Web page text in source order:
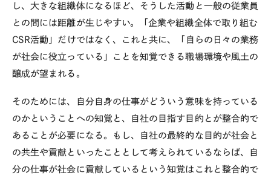
し、大きな組織体になるほど、そうした活動と一般の従業員
との間には距離が生じやすい。「企業や組織全体で取り組む
CSR活動」だけではなく、これと共に、「自らの日々の業務
が社会に役立っている」ことを知覚できる職場環境や風土の
醸成が望まれる。
そのためには、自分自身の仕事がどういう意味を持っている
のかということへの知覚と、自社の目指す目的とが整合的で
あることが必要になる。もし、自社の最終的な目的が社会と
の共生や貢献といったこととして考えられているならば、自
分の仕事が社会に貢献しているという知覚はこれと整合的で